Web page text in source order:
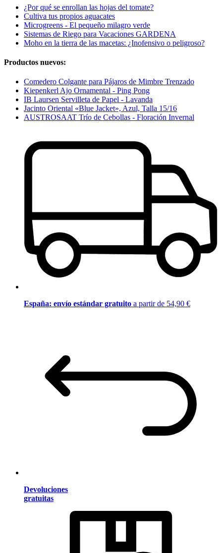
¿Por qué se enrollan las hojas del tomate?
Cultiva tus propios aguacates
Microgreens - El pequeño milagro verde
Sistemas de Riego para Vacaciones GARDENA
Moho en la tierra de las macetas: ¿Inofensivo o peligroso?
Productos nuevos:
Comedero Colgante para Pájaros de Mimbre Trenzado
Kiepenkerl Ajo Ornamental - Ping Pong
IB Laursen Servilleta de Papel - Lavanda
Jacinto Oriental «Blue Jacket», Azul, Talla 15/16
AUSTROSAAT Trío de Cebollas - Floración Invernal
España: envío estándar gratuito a partir de 54,90 €
Devoluciones
gratuitas